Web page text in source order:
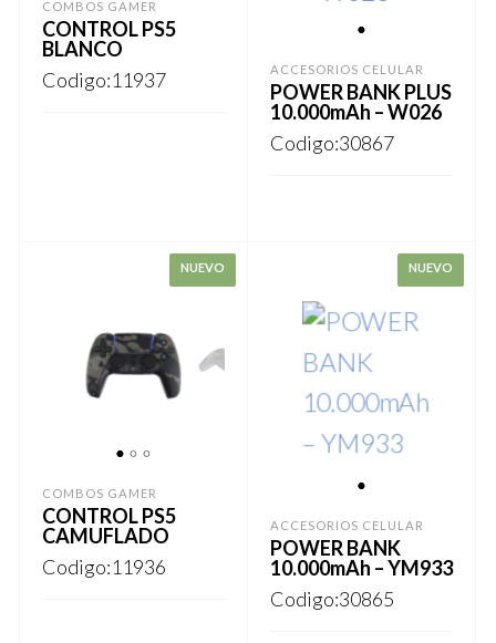
COMBOS GAMER
CONTROL PS5
BLANCO
Codigo:11937
ACCESORIOS CELULAR
POWER BANK PLUS
10.000mAh – W026
Codigo:30867
COMBOS GAMER
CONTROL PS5
CAMUFLADO
Codigo:11936
ACCESORIOS CELULAR
POWER BANK
10.000mAh – YM933
Codigo:30865